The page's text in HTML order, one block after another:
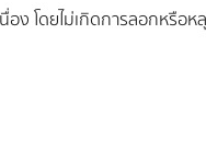
ง โดยไม่เกิดการลอกหรือห